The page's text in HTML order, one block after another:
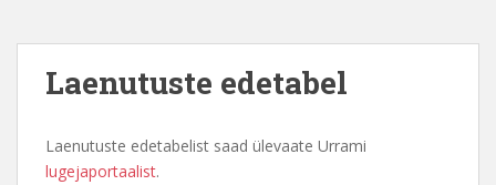
Laenutuste edetabel
Laenutuste edetabelist saad ülevaate Urrami
lugejaportaalist.